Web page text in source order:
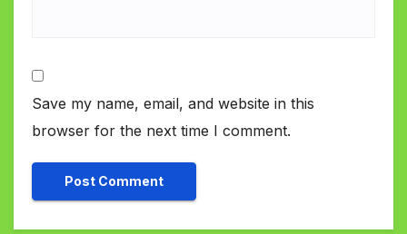
Save my name, email, and website in this
browser for the next time I comment.